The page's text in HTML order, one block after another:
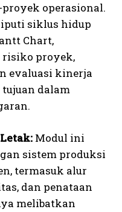
operasional.
siklus hidup
Chart,
risiko proyek,
evaluasi kinerja
dalam
Modul ini
sistem produksi
termasuk alur
dan penataan
melibatkan